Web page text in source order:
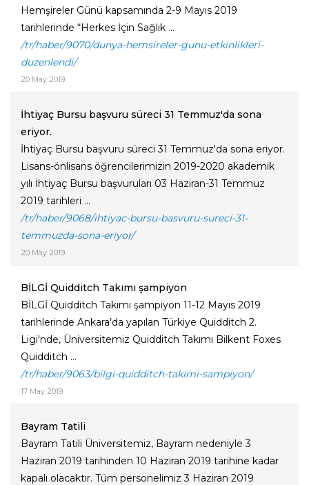
Hemşireler Günü kapsamında 2-9 Mayıs 2019
tarihlerinde “Herkes İçin Sağlık ...
/tr/haber/9070/dunya-hemsireler-gunu-etkinlikleri-
duzenlendi/
20 May 2019
İhtiyaç Bursu başvuru süreci 31 Temmuz'da sona
eriyor.
İhtiyaç Bursu başvuru süreci 31 Temmuz'da sona eriyor.
Lisans-önlisans öğrencilerimizin 2019-2020 akademik
yılı İhtiyaç Bursu başvuruları 03 Haziran-31 Temmuz
2019 tarihleri ...
/tr/haber/9068/ihtiyac-bursu-basvuru-sureci-31-
temmuzda-sona-eriyor/
20 May 2019
BİLGİ Quidditch Takımı şampiyon
BİLGİ Quidditch Takımı şampiyon 11-12 Mayıs 2019
tarihlerinde Ankara’da yapılan Türkiye Quidditch 2.
Ligi'nde, Üniversitemiz Quidditch Takımı Bilkent Foxes
Quidditch ...
/tr/haber/9063/bilgi-quidditch-takimi-sampiyon/
17 May 2019
Bayram Tatili
Bayram Tatili Üniversitemiz, Bayram nedeniyle 3
Haziran 2019 tarihinden 10 Haziran 2019 tarihine kadar
kapalı olacaktır. Tüm personelimiz 3 Haziran 2019